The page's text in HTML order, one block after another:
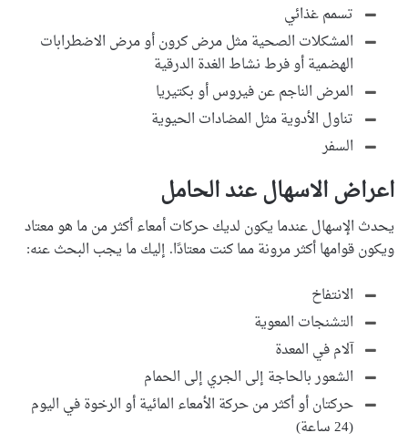
تسمم غذائي
المشكلات الصحية مثل مرض كرون أو مرض الاضطرابات
الهضمية أو فرط نشاط الغدة الدرقية
المرض الناجم عن فيروس أو بكتيريا
تناول الأدوية مثل المضادات الحيوية
السفر
اعراض الاسهال عند الحامل
يحدث الإسهال عندما يكون لديك حركات أمعاء أكثر من ما هو معتاد
ويكون قوامها أكثر مرونة مما كنت معتادًا. إليك ما يجب البحث عنه:
الانتفاخ
التشنجات المعوية
آلام في المعدة
الشعور بالحاجة إلى الجري إلى الحمام
حركتان أو أكثر من حركة الأمعاء المائية أو الرخوة في اليوم
(24 ساعة)